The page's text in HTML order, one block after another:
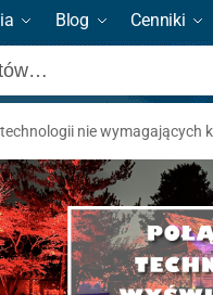
Blog Cenniki
nie wymagających